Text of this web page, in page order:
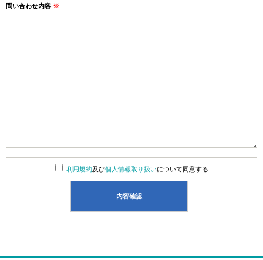
問い合わせ内容 ※
利用規約及び個人情報取り扱いについて同意する